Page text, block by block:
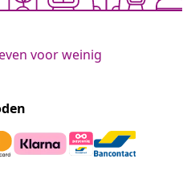
voor weinig